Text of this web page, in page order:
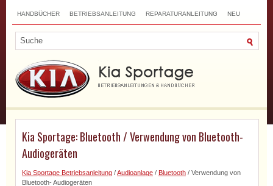
HANDBÜCHER BETRIEBSANLEITUNG REPARATURANLEITUNG NEU
Kia Sportage: Bluetooth / Verwendung von Bluetooth-
Audiogeräten
Kia Sportage Betriebsanleitung /Audioanlage / Bluetooth / Verwendung von
Bluetooth- Audiogeräten